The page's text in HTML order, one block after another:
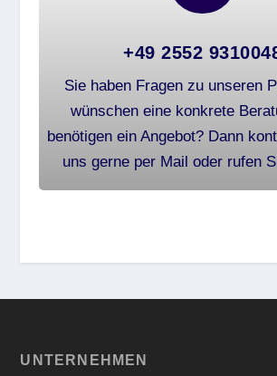
+49 2552
Sie haben Fragen zu unseren
wünschen eine konkrete
benötigen ein Angebot? Dann
uns gerne per Mail oder rufen
UNTERNEHMEN